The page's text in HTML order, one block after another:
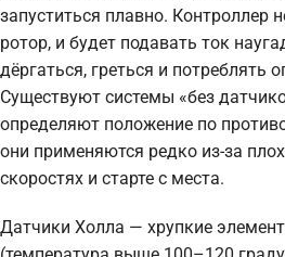
запуститься плавно. Контроллер
ротор, и будет подавать ток
дёргаться, греться и потреблять
Существуют системы «без
определяют положение по
они применяются редко из-за
скоростях и старте с места.
Датчики Холла — хрупкие